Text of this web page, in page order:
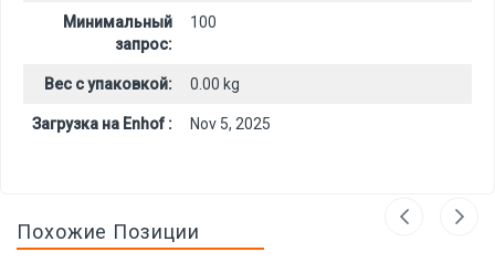
Минимальный
запрос:
100
Вес с упаковкой: 0.00 kg
Загрузка на Enhof : Nov 5, 2025
Похожие Позиции